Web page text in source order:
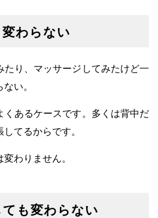
わらない
たり、マッサージしてみたけど一
い。
くあるケースです。多くは背中だ
てるからです。
わりません。
も変わらない